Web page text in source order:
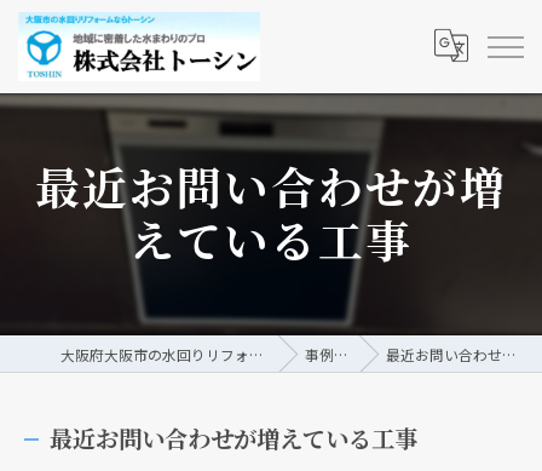
最近お問い合わせが増
えている工事
大阪府大阪市の水回りリフォームなら株式会社トーシン 事例/ブログ 最近お問い合わせが増えている工事
最近お問い合わせが増えている工事